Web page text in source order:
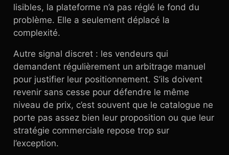
lisibles, la plateforme n’a pas réglé le fond du
problème. Elle a seulement déplacé la
complexité.
Autre signal discret : les vendeurs qui
demandent régulièrement un arbitrage manuel
pour justifier leur positionnement. S’ils doivent
revenir sans cesse pour défendre le même
niveau de prix, c’est souvent que le catalogue ne
porte pas assez bien leur proposition ou que leur
stratégie commerciale repose trop sur
l’exception.